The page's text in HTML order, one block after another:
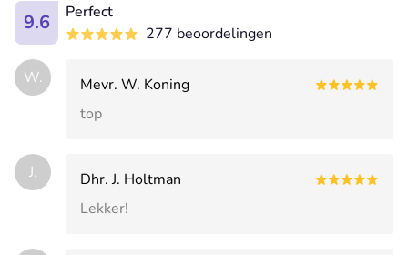
9.6
Perfect
277 beoordelingen
W.
Mevr. W. Koning
top
J.
Dhr. J. Holtman
Lekker!